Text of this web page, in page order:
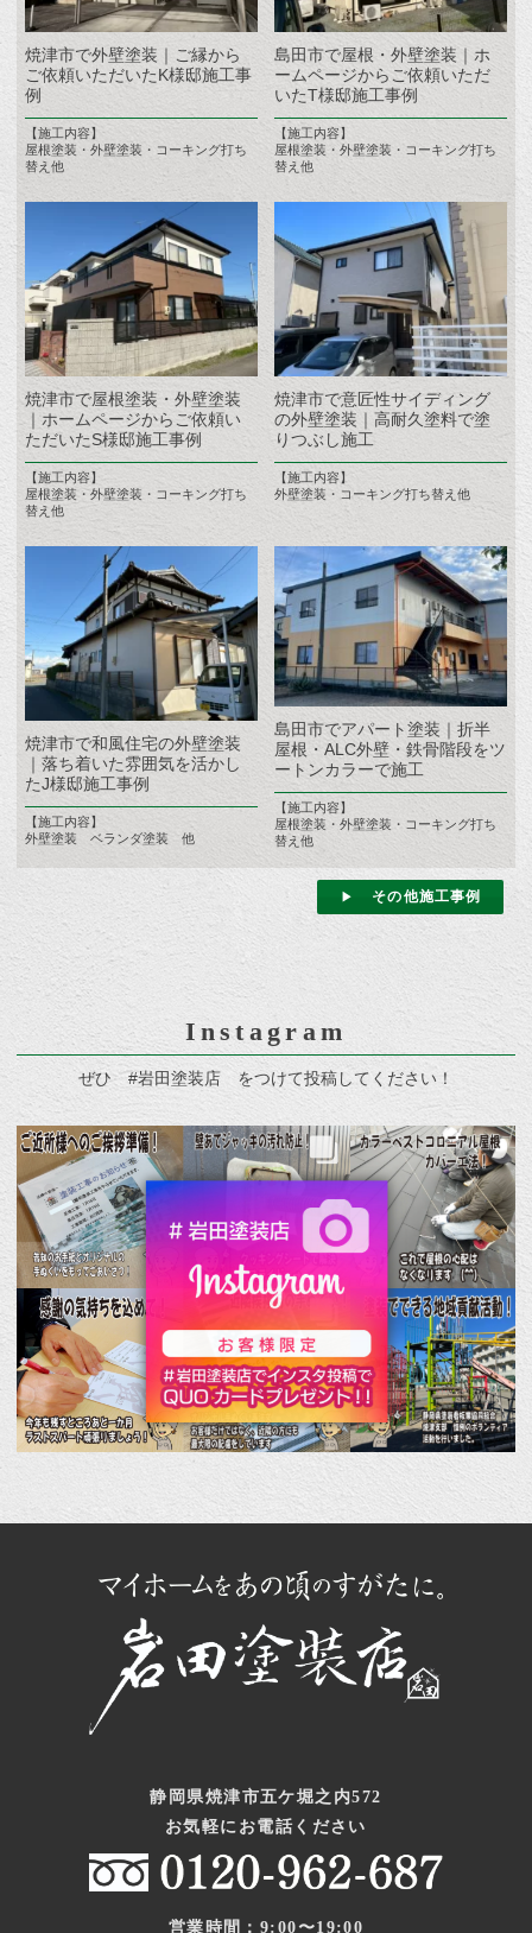
焼津市で外壁塗装｜ご縁から
ご依頼いただいたK様邸施工事
例
【施工内容】
屋根塗装・外壁塗装・コーキング打ち
替え他
島田市で屋根・外壁塗装｜ホ
ームページからご依頼いただ
いたT様邸施工事例
【施工内容】
屋根塗装・外壁塗装・コーキング打ち
替え他
焼津市で屋根塗装・外壁塗装
｜ホームページからご依頼い
ただいたS様邸施工事例
【施工内容】
屋根塗装・外壁塗装・コーキング打ち
替え他
焼津市で意匠性サイディング
の外壁塗装｜高耐久塗料で塗
りつぶし施工
【施工内容】
外壁塗装・コーキング打ち替え他
焼津市で和風住宅の外壁塗装
｜落ち着いた雰囲気を活かし
たJ様邸施工事例
【施工内容】
外壁塗装 ベランダ塗装 他
島田市でアパート塗装｜折半
屋根・ALC外壁・鉄骨階段をツ
ートンカラーで施工
【施工内容】
屋根塗装・外壁塗装・コーキング打ち
替え他
その他施工事例
Instagram
ぜひ #岩田塗装店 をつけて投稿してください！
静岡県焼津市五ケ堀之内572
お気軽にお電話ください
営業時間：9:00〜19:00